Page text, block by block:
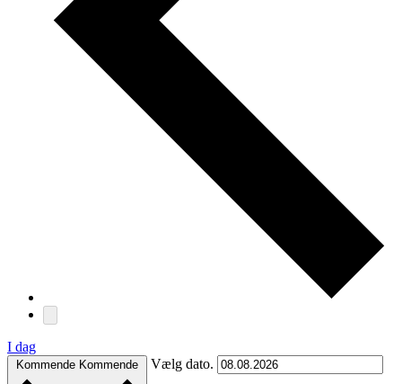
I dag
Kommende Kommende Vælg dato.